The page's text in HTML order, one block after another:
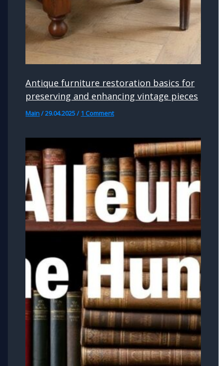
Antique furniture restoration basics for
preserving and enhancing vintage pieces
Main/29.04.2025/ 1 Comment